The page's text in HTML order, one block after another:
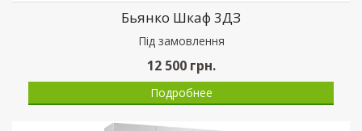
Бьянко Шкаф 3ДЗ
Пiд замовлення
12 500грн.
Подробнее